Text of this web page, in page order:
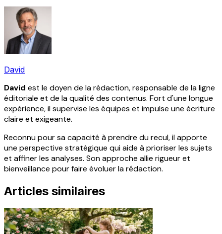
David
David est le doyen de la rédaction, responsable de la ligne
éditoriale et de la qualité des contenus. Fort d'une longue
expérience, il supervise les équipes et impulse une écriture
claire et exigeante.
Reconnu pour sa capacité à prendre du recul, il apporte
une perspective stratégique qui aide à prioriser les sujets
et affiner les analyses. Son approche allie rigueur et
bienveillance pour faire évoluer la rédaction.
Articles similaires